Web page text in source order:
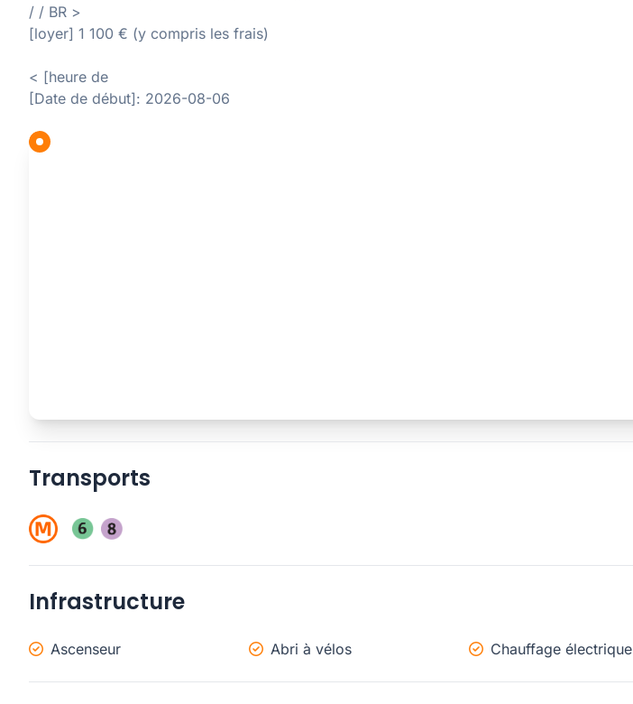
/ / BR >
[loyer] 1 100 € (y compris les frais)
< [heure de
[Date de début]: 2026-08-06
Transports
Infrastructure
Ascenseur Abri à vélos Chauffage électrique